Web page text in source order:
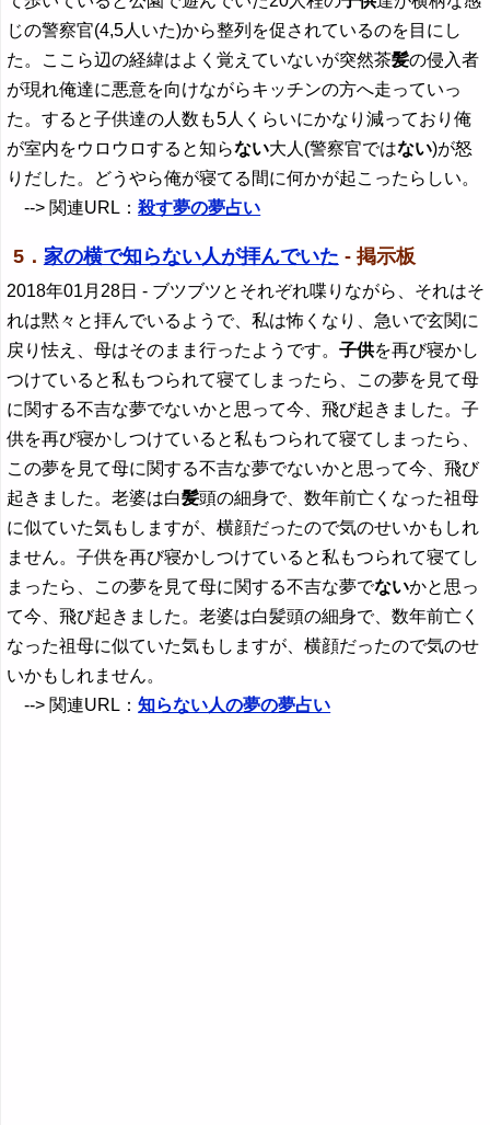
じの警察官(4,5人いた)から整列を促されているのを目にし
た。ここら辺の経緯はよく覚えていないが突然茶髪の侵入者
が現れ俺達に悪意を向けながらキッチンの方へ走っていっ
た。すると子供達の人数も5人くらいにかなり減っており俺
が室内をウロウロすると知らない大人(警察官ではない)が怒
りだした。どうやら俺が寝てる間に何かが起こったらしい。
--> 関連URL：殺す夢の夢占い
5． 家の横で知らない人が拝んでいた - 掲示板
2018年01月28日 - ブツブツとそれぞれ喋りながら、それはそ
れは黙々と拝んでいるようで、私は怖くなり、急いで玄関に
戻り怯え、母はそのまま行ったようです。子供を再び寝かし
つけていると私もつられて寝てしまったら、この夢を見て母
に関する不吉な夢でないかと思って今、飛び起きました。子
供を再び寝かしつけていると私もつられて寝てしまったら、
この夢を見て母に関する不吉な夢でないかと思って今、飛び
起きました。老婆は白髪頭の細身で、数年前亡くなった祖母
に似ていた気もしますが、横顔だったので気のせいかもしれ
ません。子供を再び寝かしつけていると私もつられて寝てし
まったら、この夢を見て母に関する不吉な夢でないかと思っ
て今、飛び起きました。老婆は白髪頭の細身で、数年前亡く
なった祖母に似ていた気もしますが、横顔だったので気のせ
いかもしれません。
--> 関連URL：知らない人の夢の夢占い